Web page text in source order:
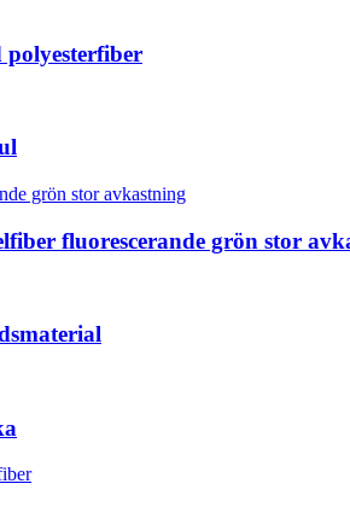
fluorescerande grön stor